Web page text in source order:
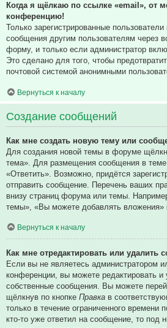
Когда я щёлкаю по ссылке «email», от
конференцию!
Только зарегистрированные
сообщения другим пользователям через
форму, и только если администратор
Это сделано для того, чтобы
почтовой системой анонимными
Вернуться к началу
Создание сообщений
Как мне создать новую тему или
Для создания новой темы в форуме
тема». Для размещения сообщения в
«Ответить». Возможно, придётся
отправить сообщение. Перечень ваших
внизу страниц форума или темы.
темы», «Вы можете добавлять вложения»
Вернуться к началу
Как мне отредактировать или удалить
Если вы не являетесь администратором
конференции, вы можете редактировать и
собственные сообщения. Вы можете
щёлкнув по кнопке Правка в
только в течение ограниченного времени
кто-то уже ответил на сообщение, то под